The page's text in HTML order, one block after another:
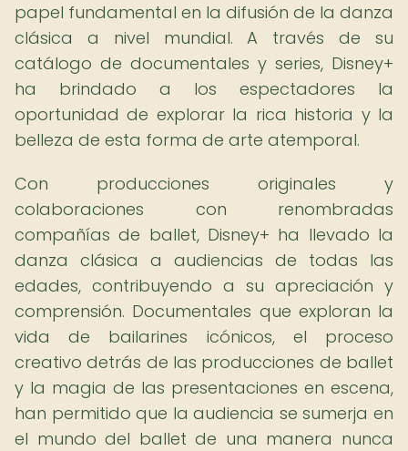
papel fundamental en la difusión de la danza
clásica a nivel mundial. A través de su
catálogo de documentales y series, Disney+
ha brindado a los espectadores la
oportunidad de explorar la rica historia y la
belleza de esta forma de arte atemporal.
Con producciones originales y
colaboraciones con renombradas
compañías de ballet, Disney+ ha llevado la
danza clásica a audiencias de todas las
edades, contribuyendo a su apreciación y
comprensión. Documentales que exploran la
vida de bailarines icónicos, el proceso
creativo detrás de las producciones de ballet
y la magia de las presentaciones en escena,
han permitido que la audiencia se sumerja en
el mundo del ballet de una manera nunca